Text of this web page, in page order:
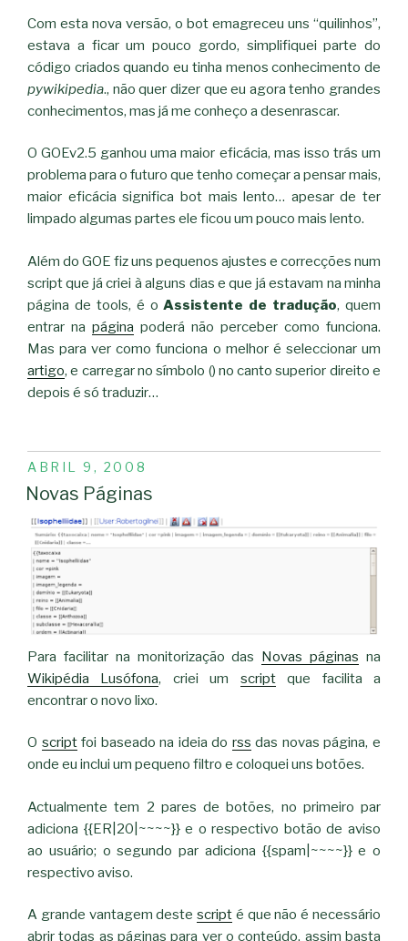
Com esta nova versão, o bot emagreceu uns “quilinhos”,
estava a ficar um pouco gordo, simplifiquei parte do
código criados quando eu tinha menos conhecimento de
pywikipedia., não quer dizer que eu agora tenho grandes
conhecimentos, mas já me conheço a desenrascar.
O GOEv2.5 ganhou uma maior eficácia, mas isso trás um
problema para o futuro que tenho começar a pensar mais,
maior eficácia significa bot mais lento… apesar de ter
limpado algumas partes ele ficou um pouco mais lento.
Além do GOE fiz uns pequenos ajustes e correcções num
script que já criei à alguns dias e que já estavam na minha
página de tools, é oAssistente de tradução, quem
entrar na página poderá não perceber como funciona.
Mas para ver como funciona o melhor é seleccionar um
artigo, e carregar no símbolo () no canto superior direito e
depois é só traduzir…
PUBLICADO
EM
ABRIL 9, 2008
Novas Páginas
Para facilitar na monitorização das Novas páginas na
Wikipédia Lusófona, criei um scriptque facilita a
encontrar o novo lixo.
O scriptfoi baseado na ideia do rss das novas página, e
onde eu inclui um pequeno filtro e coloquei uns botões.
Actualmente tem 2 pares de botões, no primeiro par
adiciona {{ER|20|~~~~}} e o respectivo botão de aviso
ao usuário; o segundo par adiciona {{spam|~~~~}} e o
respectivo aviso.
A grande vantagem destescript é que não é necessário
abrir todas as páginas para ver o conteúdo, assim basta